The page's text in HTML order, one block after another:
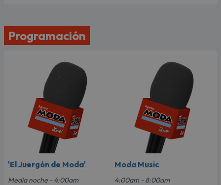
Programación
'El Juergón de Moda'
Media noche - 4:00am
Moda Music
4:00am - 8:00am